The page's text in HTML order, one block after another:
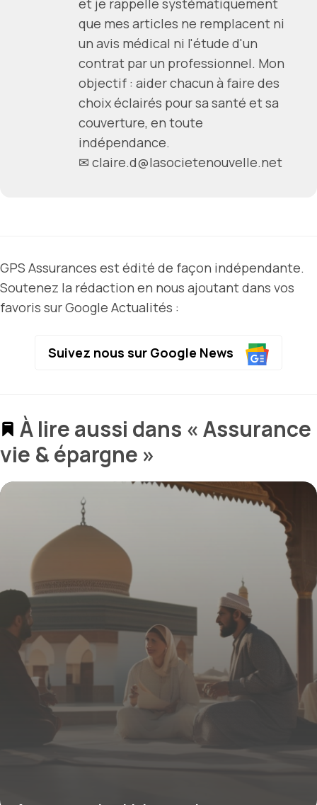
et je rappelle systématiquement
que mes articles ne remplacent ni
un avis médical ni l'étude d'un
contrat par un professionnel. Mon
objectif : aider chacun à faire des
choix éclairés pour sa santé et sa
couverture, en toute
indépendance.
✉ claire.d@lasocietenouvelle.net
GPS Assurances est édité de façon indépendante.
Soutenez la rédaction en nous ajoutant dans vos
favoris sur Google Actualités :
Suivez nous sur Google News
À lire aussi dans « Assurance
vie & épargne »